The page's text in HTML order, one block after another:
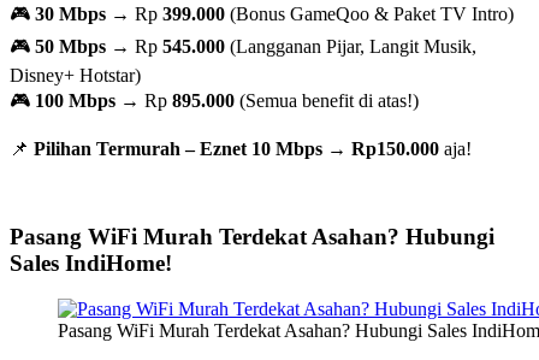
🎮 30 Mbps → Rp 399.000 (Bonus GameQoo & Paket TV Intro)
🎮 50 Mbps → Rp 545.000 (Langganan Pijar, Langit Musik,
Disney+ Hotstar)
🎮 100 Mbps → Rp 895.000 (Semua benefit di atas!)
📌 Pilihan Termurah – Eznet 10 Mbps → Rp150.000 aja!
Pasang WiFi Murah Terdekat Asahan? Hubungi
Sales IndiHome!
Pasang WiFi Murah Terdekat Asahan? Hubungi Sales